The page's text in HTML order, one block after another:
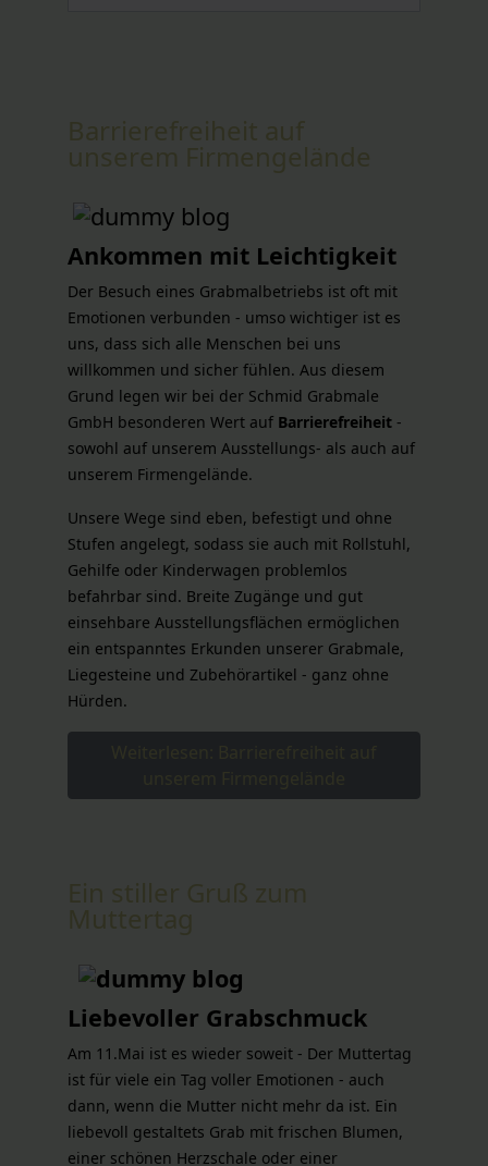
Barrierefreiheit auf
unserem Firmengelände
Ankommen mit Leichtigkeit
Der Besuch eines Grabmalbetriebs ist oft mit
Emotionen verbunden - umso wichtiger ist es
uns, dass sich alle Menschen bei uns
willkommen und sicher fühlen. Aus diesem
Grund legen wir bei der Schmid Grabmale
GmbH besonderen Wert auf Barrierefreiheit -
sowohl auf unserem Ausstellungs- als auch auf
unserem Firmengelände.
Unsere Wege sind eben, befestigt und ohne
Stufen angelegt, sodass sie auch mit Rollstuhl,
Gehilfe oder Kinderwagen problemlos
befahrbar sind. Breite Zugänge und gut
einsehbare Ausstellungsflächen ermöglichen
ein entspanntes Erkunden unserer Grabmale,
Liegesteine und Zubehörartikel - ganz ohne
Hürden.
Ein stiller Gruß zum
Muttertag
Liebevoller Grabschmuck
Am 11.Mai ist es wieder soweit - Der Muttertag
ist für viele ein Tag voller Emotionen - auch
dann, wenn die Mutter nicht mehr da ist. Ein
liebevoll gestaltets Grab mit frischen Blumen,
einer schönen Herzschale oder einer